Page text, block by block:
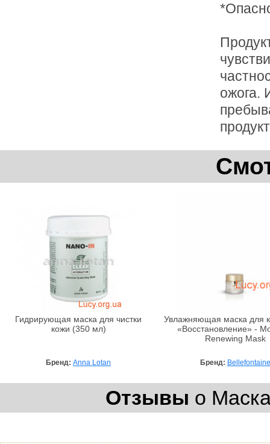
ожога.
Гидрирующая маска для чистки
кожи (350 мл)
Бренд: Anna Lotan
Увлажняющая маска для
«Восстановление» -
Renewing Mask
Бренд: Bellefontaine
Отзывы о